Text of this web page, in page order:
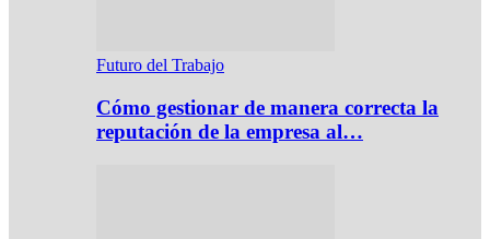
Futuro del Trabajo
Cómo gestionar de manera correcta la
reputación de la empresa al…